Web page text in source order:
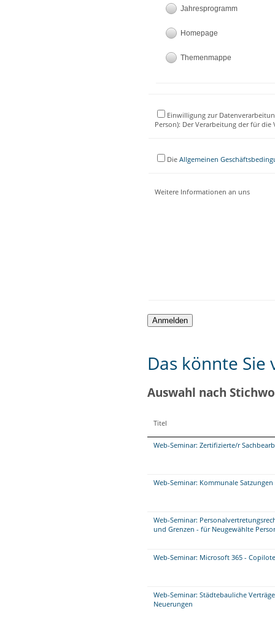
Jahresprogramm
Homepage
Themenmappe
Einwilligung zur
Person): Der Verarbeitung der für
Die Allgemeinen
Weitere Informationen an uns
Das könnte
Auswahl nach
Titel
Web-Seminar: Zertifizierte/r
Web-Seminar: Kommunale
Web-Seminar:
und Grenzen - für Neugewählte
Web-Seminar: Microsoft 365 -
Web-Seminar: Städtebauliche
Neuerungen